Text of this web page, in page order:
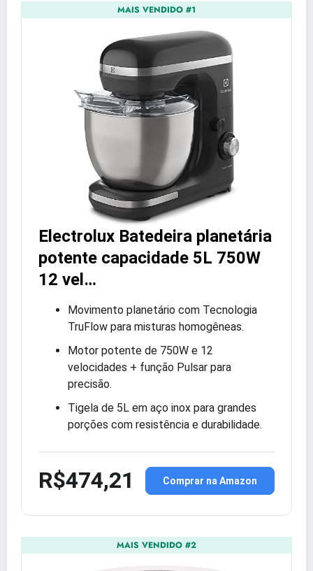
MAIS VENDIDO #1
Electrolux Batedeira planetária
potente capacidade 5L 750W
12 vel…
Movimento planetário com Tecnologia
TruFlow para misturas homogêneas.
Motor potente de 750W e 12
velocidades + função Pulsar para
precisão.
Tigela de 5L em aço inox para grandes
porções com resistência e durabilidade.
R$474,21 Comprar na Amazon
MAIS VENDIDO #2